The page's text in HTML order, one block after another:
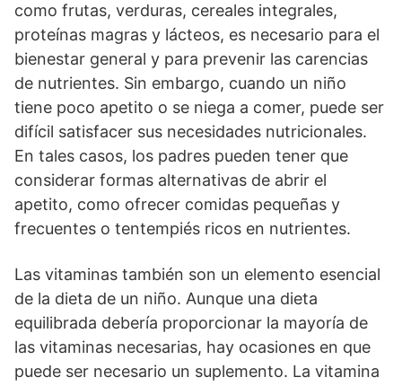
como frutas, verduras, cereales integrales,
proteínas magras y lácteos, es necesario para el
bienestar general y para prevenir las carencias
de nutrientes. Sin embargo, cuando un niño
tiene poco apetito o se niega a comer, puede ser
difícil satisfacer sus necesidades nutricionales.
En tales casos, los padres pueden tener que
considerar formas alternativas de abrir el
apetito, como ofrecer comidas pequeñas y
frecuentes o tentempiés ricos en nutrientes.
Las vitaminas también son un elemento esencial
de la dieta de un niño. Aunque una dieta
equilibrada debería proporcionar la mayoría de
las vitaminas necesarias, hay ocasiones en que
puede ser necesario un suplemento. La vitamina